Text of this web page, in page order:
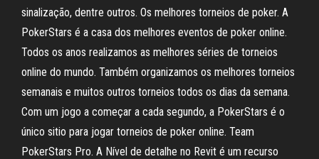
sinalização, dentre outros. Os melhores torneios de poker. A
PokerStars é a casa dos melhores eventos de poker online.
Todos os anos realizamos as melhores séries de torneios
online do mundo. Também organizamos os melhores torneios
semanais e muitos outros torneios todos os dias da semana.
Com um jogo a começar a cada segundo, a PokerStars é o
único sitio para jogar torneios de poker online. Team
PokerStars Pro. A Nível de detalhe no Revit é um recurso